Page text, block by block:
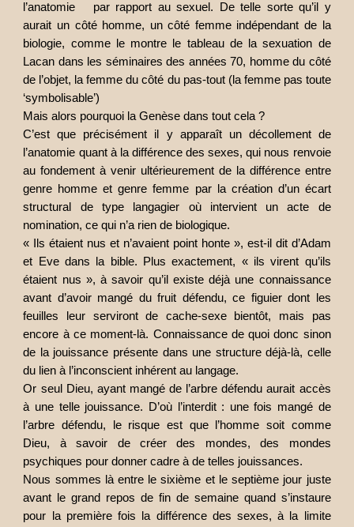
l’anatomie par rapport au sexuel. De telle sorte qu’il y
aurait un côté homme, un côté femme indépendant de la
biologie, comme le montre le tableau de la sexuation de
Lacan dans les séminaires des années 70, homme du côté
de l’objet, la femme du côté du pas-tout (la femme pas toute
‘symbolisable’)
Mais alors pourquoi la Genèse dans tout cela ?
C’est que précisément il y apparaît un décollement de
l’anatomie quant à la différence des sexes, qui nous renvoie
au fondement à venir ultérieurement de la différence entre
genre homme et genre femme par la création d’un écart
structural de type langagier où intervient un acte de
nomination, ce qui n’a rien de biologique.
« Ils étaient nus et n’avaient point honte », est-il dit d’Adam
et Eve dans la bible. Plus exactement, « ils virent qu’ils
étaient nus », à savoir qu’il existe déjà une connaissance
avant d’avoir mangé du fruit défendu, ce figuier dont les
feuilles leur serviront de cache-sexe bientôt, mais pas
encore à ce moment-là. Connaissance de quoi donc sinon
de la jouissance présente dans une structure déjà-là, celle
du lien à l’inconscient inhérent au langage.
Or seul Dieu, ayant mangé de l’arbre défendu aurait accès
à une telle jouissance. D’où l’interdit : une fois mangé de
l’arbre défendu, le risque est que l’homme soit comme
Dieu, à savoir de créer des mondes, des mondes
psychiques pour donner cadre à de telles jouissances.
Nous sommes là entre le sixième et le septième jour juste
avant le grand repos de fin de semaine quand s’instaure
pour la première fois la différence des sexes, à la limite